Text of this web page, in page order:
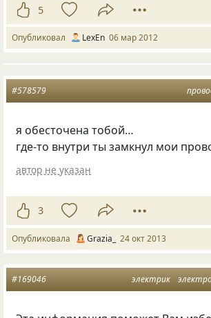
5
Опубликовал LexEn 06 мар 2012
#578579
я обесточена тобой…
где-то внутри ты замкнул мои
автор не указан
3
Опубликовала Grazia_ 24 окт 2013
электрик
#169046